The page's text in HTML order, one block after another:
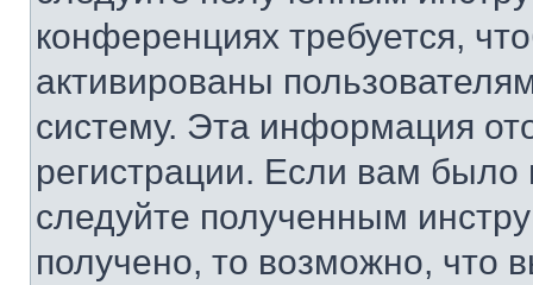
конференциях требуется,
активированы
систему. Эта информация
регистрации. Если вам
следуйте полученным
получено, то возможно, что